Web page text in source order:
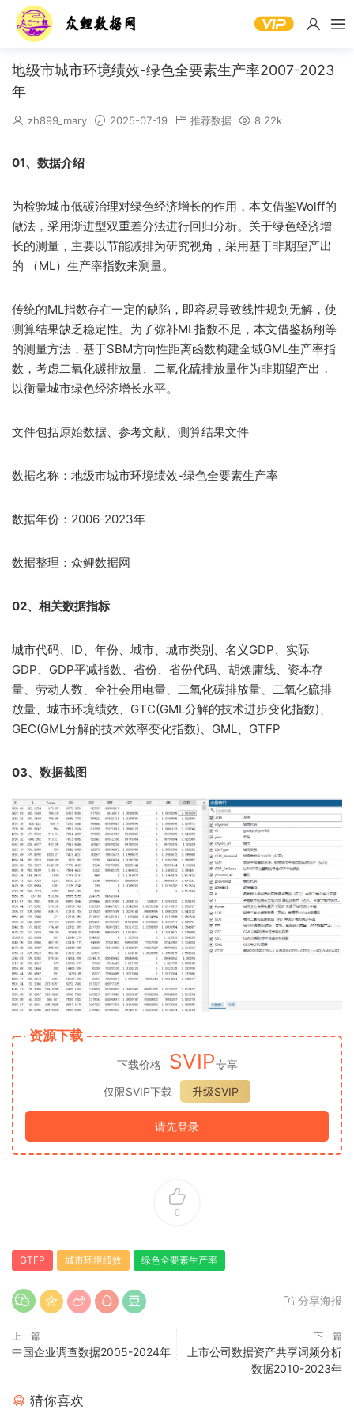
地级市城市环境绩效-绿色全要素生产率2007-2023
年
zh899_mary 2025-07-19 推荐数据 8.22k
01、数据介绍
为检验城市低碳治理对绿色经济增长的作用，本文借鉴Wolff的
做法，采用渐进型双重差分法进行回归分析。关于绿色经济增
长的测量，主要以节能减排为研究视角，采用基于非期望产出
的 （ML）生产率指数来测量。
传统的ML指数存在一定的缺陷，即容易导致线性规划无解，使
测算结果缺乏稳定性。为了弥补ML指数不足，本文借鉴杨翔等
的测量方法，基于SBM方向性距离函数构建全域GML生产率指
数，考虑二氧化碳排放量、二氧化硫排放量作为非期望产出，
以衡量城市绿色经济增长水平。
文件包括原始数据、参考文献、测算结果文件
数据名称：地级市城市环境绩效-绿色全要素生产率
数据年份：2006-2023年
数据整理：众鲤数据网
02、相关数据指标
城市代码、ID、年份、城市、城市类别、名义GDP、实际
GDP、GDP平减指数、省份、省份代码、胡焕庸线、资本存
量、劳动人数、全社会用电量、二氧化碳排放量、二氧化硫排
放量、城市环境绩效、GTC(GML分解的技术进步变化指数)、
GEC(GML分解的技术效率变化指数)、GML、GTFP
03、数据截图
资源下载
下载价格 SVIP专享
仅限SVIP下载
升级SVIP
请先登录
0
GTFP 城市环境绩效 绿色全要素生产率
分享海报
上一篇
中国企业调查数据2005-2024年
下一篇
上市公司数据资产共享词频分析
数据2010-2023年
猜你喜欢